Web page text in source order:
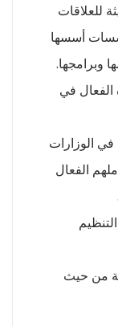
للعلاقات
أسسها
وبرامجها.
الفعال في
في الوزارات
الفعال
من حيث